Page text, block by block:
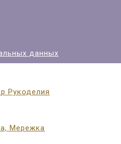
данных
Рукоделия
Мережка